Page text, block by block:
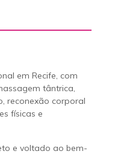
em Recife, com
tântrica,
reconexão corporal
físicas e
e voltado ao bem-